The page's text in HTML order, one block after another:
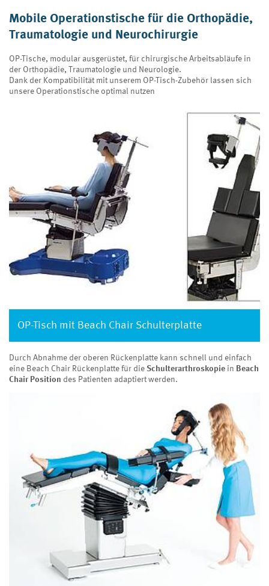
Mobile Operationstische für dieOrthopädie,
Traumatologie und Neurochirurgie
OP-Tische, modular ausgerüstet, für chirurgische Arbeitsabläufe in
der Orthopädie, Traumatologie und Neurologie.
Dank der Kompatibilität mit unserem OP-Tisch-Zubehör lassen sich
unsere Operationstische optimal nutzen
OP-Tisch mit Beach Chair Schulterplatte
Durch Abnahme der oberen Rückenplatte kann schnell und einfach
eine Beach Chair Rückenplatte für dieSchulterarthroskopiein Beach
Chair Position des Patienten adaptiert werden.